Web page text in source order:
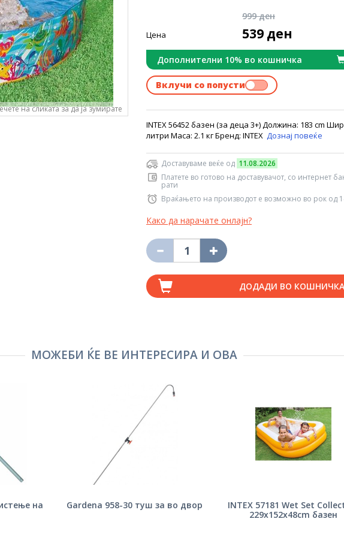
на сликата за да ја зумирате
999 ден
Цена 539 ден
Дополнителни 10% во кошничка
Вклучи со попусти
INTEX 56452 базен (за деца 3+) Должина: 183 cm
литри Маса: 2.1 кг Бренд: INTEX Дознај повеќе
Доставуваме веќе од 11.08.2026
Платете во готово на доставувачот, со интернет
рати
Враќањето на производот е возможно во рок од
Како да нарачате онлајн?
ДОДАДИ ВО КОШНИЧКА
МОЖЕБИ ЌЕ ВЕ ИНТЕРЕСИРА И ОВА
на Gardena 958-30 туш за во двор
INTEX 57181 Wet Set
229x152х48cm базен